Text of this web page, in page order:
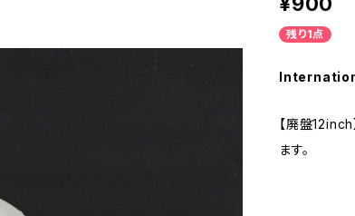
残り1点
【廃盤
ます。